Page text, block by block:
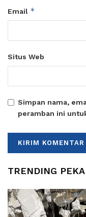
Email *
Situs Web
Simpan nama,
peramban ini
TRENDING